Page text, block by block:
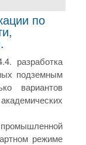
по
разработка
подземным
вариантов
режиме